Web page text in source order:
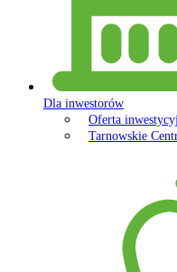
Dla inwestorów
Oferta
Tarnowskie